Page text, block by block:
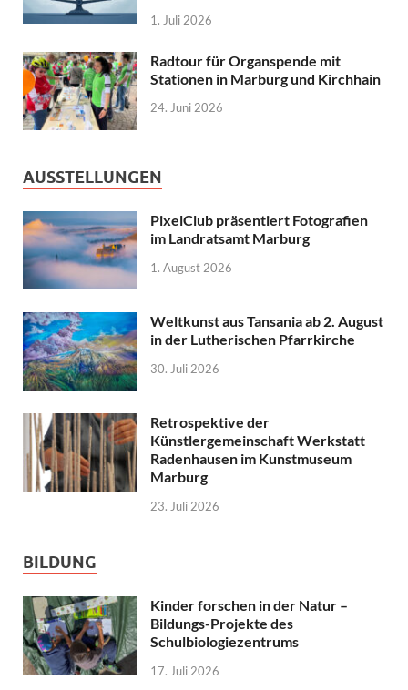
1. Juli 2026
Radtour für Organspende mit
Stationen in Marburg und Kirchhain
24. Juni 2026
AUSSTELLUNGEN
PixelClub präsentiert Fotografien
im Landratsamt Marburg
1. August 2026
Weltkunst aus Tansania ab 2. August
in der Lutherischen Pfarrkirche
30. Juli 2026
Retrospektive der
Künstlergemeinschaft Werkstatt
Radenhausen im Kunstmuseum
Marburg
23. Juli 2026
BILDUNG
Kinder forschen in der Natur –
Bildungs-Projekte des
Schulbiologiezentrums
17. Juli 2026